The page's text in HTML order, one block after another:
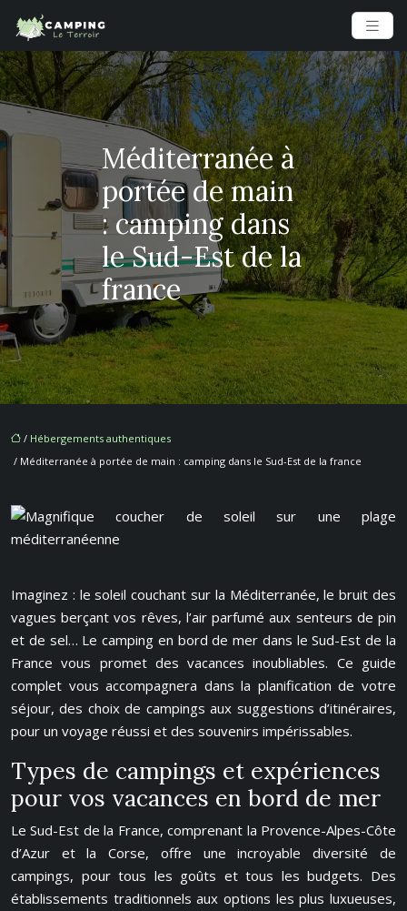
Méditerranée à
portée de main
: camping dans
le Sud-Est de la
france
/ Hébergements authentiques
/ Méditerranée à portée de main : camping dans le Sud-Est de la france
Imaginez : le soleil couchant sur la Méditerranée, le bruit des
vagues berçant vos rêves, l’air parfumé aux senteurs de pin
et de sel… Le camping en bord de mer dans le Sud-Est de la
France vous promet des vacances inoubliables. Ce guide
complet vous accompagnera dans la planification de votre
séjour, des choix de campings aux suggestions d’itinéraires,
pour un voyage réussi et des souvenirs impérissables.
Types de campings et expériences
pour vos vacances en bord de mer
Le Sud-Est de la France, comprenant la Provence-Alpes-Côte
d’Azur et la Corse, offre une incroyable diversité de
campings, pour tous les goûts et tous les budgets. Des
établissements traditionnels aux options les plus luxueuses,